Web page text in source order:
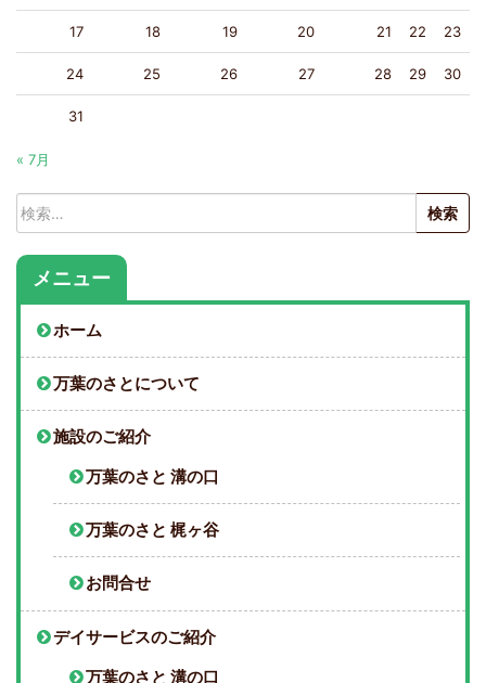
17 18 19 20 21 22 23
24 25 26 27 28 29 30
31
« 7月
検
索:
メニュー
ホーム
万葉のさとについて
施設のご紹介
万葉のさと 溝の口
万葉のさと 梶ヶ谷
お問合せ
デイサービスのご紹介
万葉のさと 溝の口